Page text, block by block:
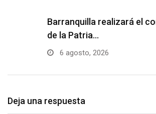
Barranquilla realizará el
de la Patria…
6 agosto, 2026
Deja una respuesta